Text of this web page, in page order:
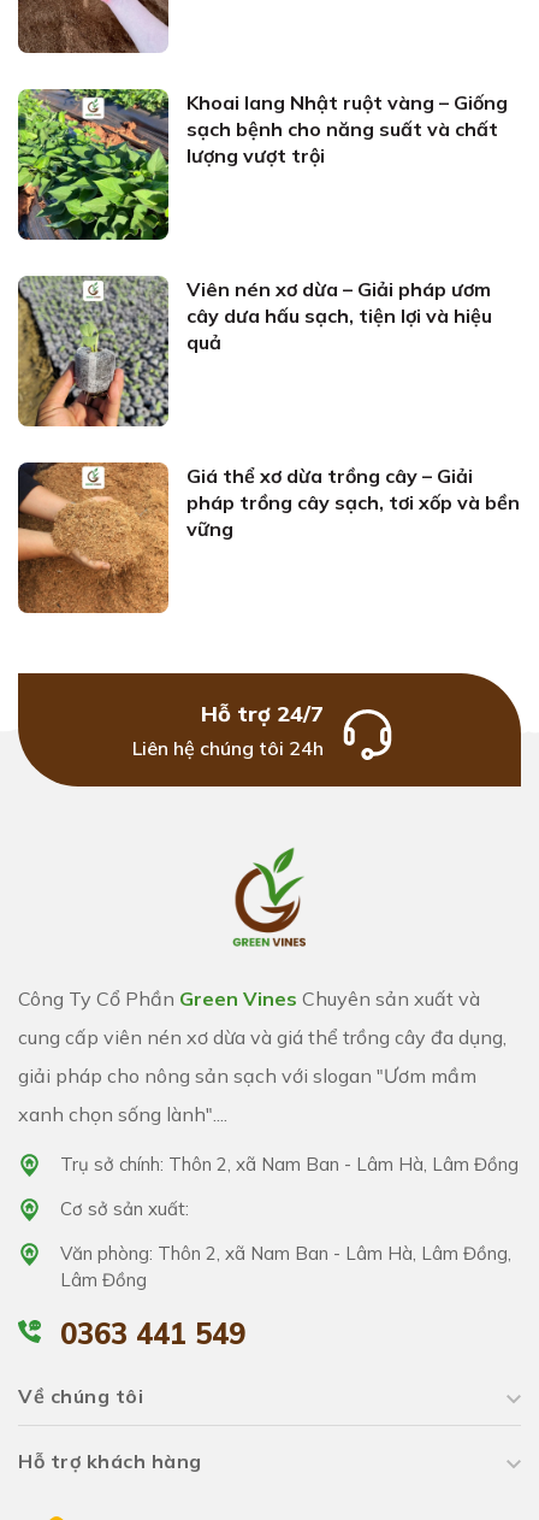
Khoai lang Nhật ruột vàng – Giống
sạch bệnh cho năng suất và chất
lượng vượt trội
Viên nén xơ dừa – Giải pháp ươm
cây dưa hấu sạch, tiện lợi và hiệu
quả
Giá thể xơ dừa trồng cây – Giải
pháp trồng cây sạch, tơi xốp và bền
vững
Hỗ trợ 24/7
Liên hệ chúng tôi 24h
Công Ty Cổ Phần Green Vines Chuyên sản xuất và
cung cấp viên nén xơ dừa và giá thể trồng cây đa dụng,
giải pháp cho nông sản sạch với slogan "Ươm mầm
xanh chọn sống lành"....
Trụ sở chính: Thôn 2, xã Nam Ban - Lâm Hà, Lâm Đồng
Cơ sở sản xuất:
Văn phòng: Thôn 2, xã Nam Ban - Lâm Hà, Lâm Đồng,
Lâm Đồng
0363 441 549
Về chúng tôi
Hỗ trợ khách hàng